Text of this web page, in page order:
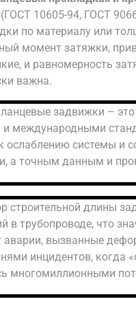
10605-94, ГОСТ
по материалу или
момент затяжки,
и равномерность
важна.
задвижки – это
международными
ослаблению системы и
а точным данным и
длины
в трубопроводе, что
аварии, вызванные
инцидентов, когда
многомиллионными